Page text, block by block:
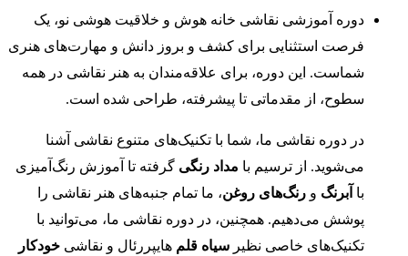
نقاشی
دوره آموزشی نقاشی خانه هوش و خلاقیت هوشی نو، یک
فرصت استثنایی برای کشف و بروز دانش و مهارت‌های هنری
شماست. این دوره، برای علاقه‌مندان به هنر نقاشی در همه
سطوح، از مقدماتی تا پیشرفته، طراحی شده است.
در دوره نقاشی ما، شما با تکنیک‌های متنوع نقاشی آشنا
می‌شوید. از ترسیم با مداد رنگی گرفته تا آموزش رنگ‌آمیزی
با آبرنگ و رنگ‌های روغن، ما تمام جنبه‌های هنر نقاشی را
پوشش می‌دهیم. همچنین، در دوره نقاشی ما، می‌توانید با
تکنیک‌های خاصی نظیر سیاه قلم هایپررئال و نقاشی خودکار